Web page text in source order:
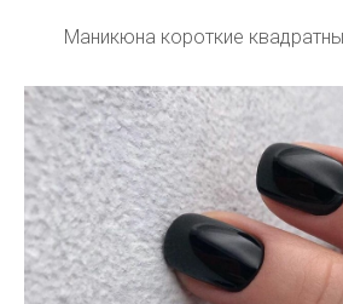
Маникюна короткие